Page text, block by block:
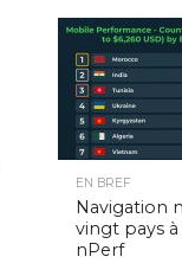
EN BREF
Navigation
vingt pays
nPerf